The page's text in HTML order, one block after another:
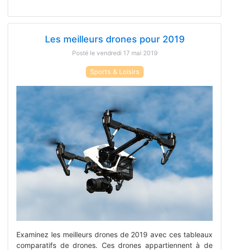
Les meilleurs drones pour 2019
Posté le vendredi 17 mai 2019
Sports & Loisirs
Examinez les meilleurs drones de 2019 avec ces tableaux
comparatifs de drones. Ces drones appartiennent à de